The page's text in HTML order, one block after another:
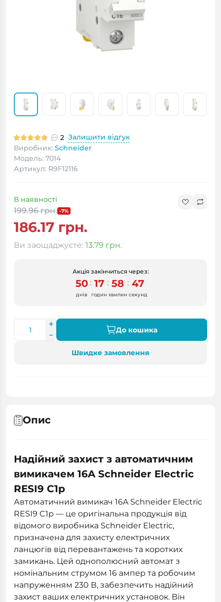
2 Залишити відгук
Виробник: Schneider
Модель: 7014
Артикул: R9F12116
В наявності
199.96 грн. -7%
186.17 грн.
Ви заощаджуєте: 13.79 грн.
Акція закінчиться через:
50
днів
: 17
годин
: 58
хвилин
: 46
секунд
До кошика
Швидке замовлення
Опис
Надійний захист з автоматичним
вимикачем 16A Schneider Electric
RESI9 C1р
Автоматичний вимикач 16A Schneider Electric
RESI9 C1р — це оригінальна продукція від
відомого виробника Schneider Electric,
призначена для захисту електричних
ланцюгів від перевантажень та коротких
замикань. Цей однополюсний автомат з
номінальним струмом 16 ампер та робочим
напруженням 230 В, забезпечить надійний
захист ваших електричних установок. Він